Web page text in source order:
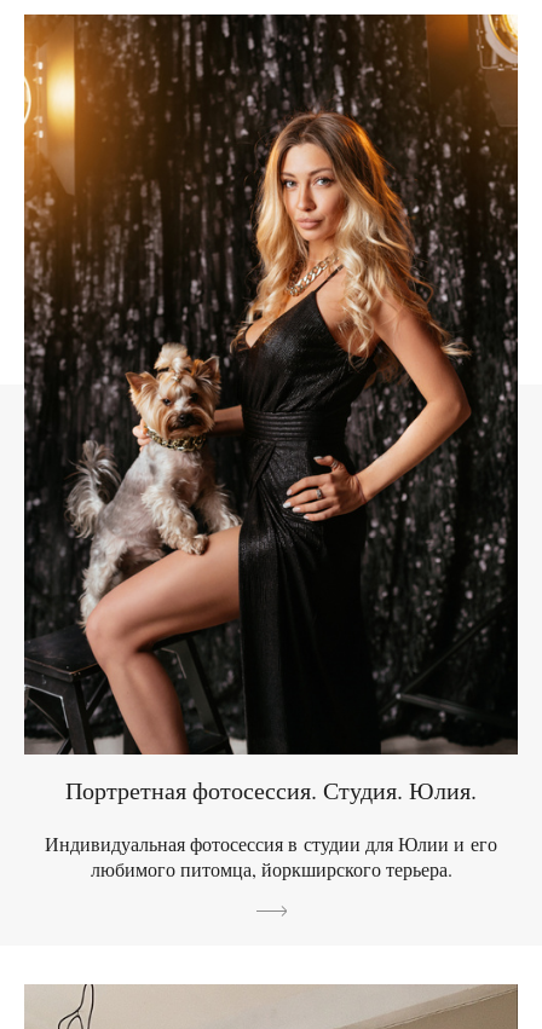
Портретная фотосессия. Студия. Юлия.
Индивидуальная фотосессия в студии для Юлии и его
любимого питомца, йоркширского терьера.